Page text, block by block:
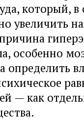
который, в
увеличить
особенно
определить
— как